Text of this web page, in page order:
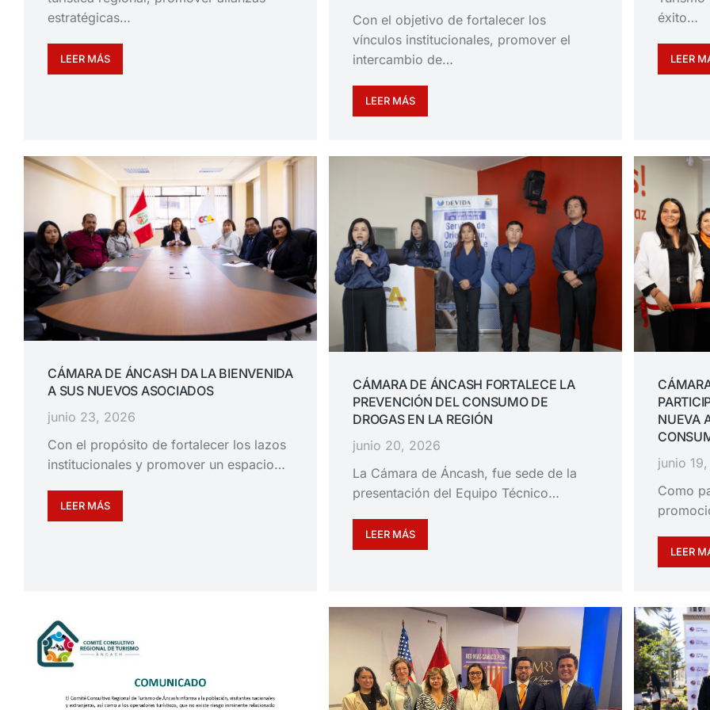
estratégicas…
LEER MÁS
Con el objetivo de fortalecer los
vínculos institucionales, promover el
intercambio de…
LEER MÁS
éxito…
LEER
CÁMARA DE ÁNCASH DA LA BIENVENIDA
A SUS NUEVOS ASOCIADOS
junio 23, 2026
Con el propósito de fortalecer los lazos
institucionales y promover un espacio…
LEER MÁS
CÁMARA DE ÁNCASH FORTALECE LA
PREVENCIÓN DEL CONSUMO DE
DROGAS EN LA REGIÓN
junio 20, 2026
La Cámara de Áncash, fue sede de la
presentación del Equipo Técnico…
LEER MÁS
NUEVA
junio
Como
LEER